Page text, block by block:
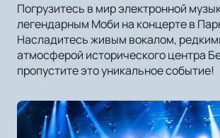
Погрузитесь в мир электронной
легендарным Моби на концерте в
Насладитесь живым вокалом,
атмосферой исторического центра
пропустите это уникальное событие!